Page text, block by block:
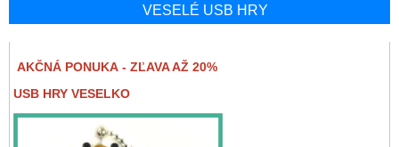
VESELÉ USB HRY
AKČNÁ PONUKA - ZĽAVA AŽ 20%
USB HRY VESELKO